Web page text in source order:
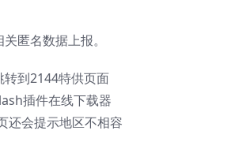
匿名数据上报。
到2144特供页面
插件在线下载器
还会提示地区不相容